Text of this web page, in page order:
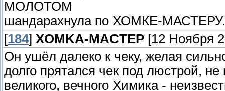
МОЛОТОМ
шандарахнула по ХОМКЕ-
[184] XOMKA-MACTEP [12 Ноября
Он ушёл далеко к чеку, желая
долго прятался чек под люстрой,
великого, вечного Химика -